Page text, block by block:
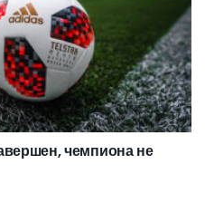
чемпиона не